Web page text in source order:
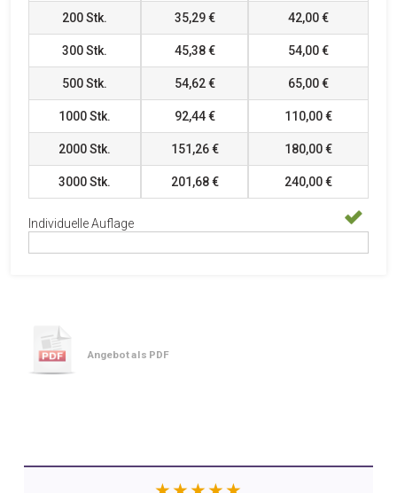
200Stk. 35,29 € 42,00 €
300Stk. 45,38 € 54,00 €
500Stk. 54,62 € 65,00 €
1000Stk. 92,44 € 110,00 €
2000Stk. 151,26 € 180,00 €
3000Stk. 201,68 € 240,00 €
Individuelle Auflage
Angebot als PDF